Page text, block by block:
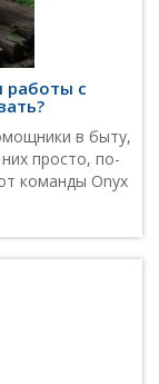
работы с
в быту,
просто, по-
команды Onyx